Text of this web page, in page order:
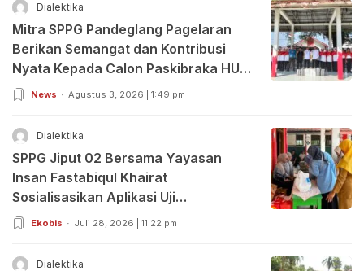
Dialektika
Mitra SPPG Pandeglang Pagelaran
Berikan Semangat dan Kontribusi
Nyata Kepada Calon Paskibraka HUT
RI ke-81
News Agustus 3, 2026 | 1:49 pm
Dialektika
SPPG Jiput 02 Bersama Yayasan
Insan Fastabiqul Khairat
Sosialisasikan Aplikasi Uji
Organoleptik
Ekobis Juli 28, 2026 | 11:22 pm
Dialektika